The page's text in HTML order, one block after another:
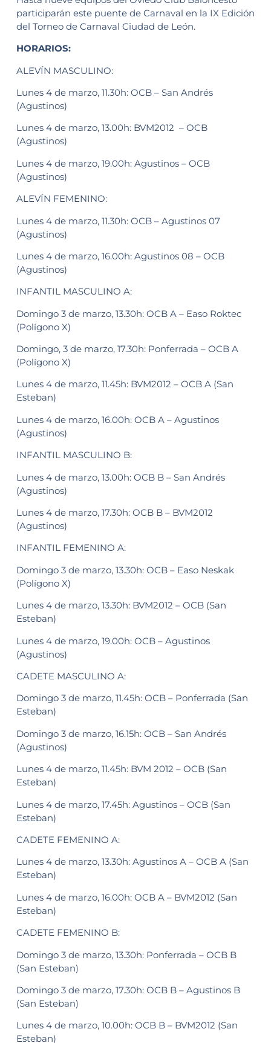
participarán este puente de Carnaval en la IX Edición
del Torneo de Carnaval Ciudad de León.
HORARIOS:
ALEVÍN MASCULINO:
Lunes 4 de marzo, 11.30h: OCB – San Andrés
(Agustinos)
Lunes 4 de marzo, 13.00h: BVM2012 – OCB
(Agustinos)
Lunes 4 de marzo, 19.00h: Agustinos – OCB
(Agustinos)
ALEVÍN FEMENINO:
Lunes 4 de marzo, 11.30h: OCB – Agustinos 07
(Agustinos)
Lunes 4 de marzo, 16.00h: Agustinos 08 – OCB
(Agustinos)
INFANTIL MASCULINO A:
Domingo 3 de marzo, 13.30h: OCB A – Easo Roktec
(Polígono X)
Domingo, 3 de marzo, 17.30h: Ponferrada – OCB A
(Polígono X)
Lunes 4 de marzo, 11.45h: BVM2012 – OCB A (San
Esteban)
Lunes 4 de marzo, 16.00h: OCB A – Agustinos
(Agustinos)
INFANTIL MASCULINO B:
Lunes 4 de marzo, 13.00h: OCB B – San Andrés
(Agustinos)
Lunes 4 de marzo, 17.30h: OCB B – BVM2012
(Agustinos)
INFANTIL FEMENINO A:
Domingo 3 de marzo, 13.30h: OCB – Easo Neskak
(Polígono X)
Lunes 4 de marzo, 13.30h: BVM2012 – OCB (San
Esteban)
Lunes 4 de marzo, 19.00h: OCB – Agustinos
(Agustinos)
CADETE MASCULINO A:
Domingo 3 de marzo, 11.45h: OCB – Ponferrada (San
Esteban)
Domingo 3 de marzo, 16.15h: OCB – San Andrés
(Agustinos)
Lunes 4 de marzo, 11.45h: BVM 2012 – OCB (San
Esteban)
Lunes 4 de marzo, 17.45h: Agustinos – OCB (San
Esteban)
CADETE FEMENINO A:
Lunes 4 de marzo, 13.30h: Agustinos A – OCB A (San
Esteban)
Lunes 4 de marzo, 16.00h: OCB A – BVM2012 (San
Esteban)
CADETE FEMENINO B:
Domingo 3 de marzo, 13.30h: Ponferrada – OCB B
(San Esteban)
Domingo 3 de marzo, 17.30h: OCB B – Agustinos B
(San Esteban)
Lunes 4 de marzo, 10.00h: OCB B – BVM2012 (San
Esteban)